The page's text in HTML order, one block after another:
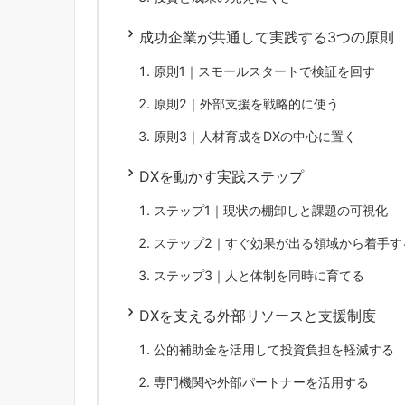
成功企業が共通して実践する3つの原則
原則1｜スモールスタートで検証を回す
原則2｜外部支援を戦略的に使う
原則3｜人材育成をDXの中心に置く
DXを動かす実践ステップ
ステップ1｜現状の棚卸しと課題の可視化
ステップ2｜すぐ効果が出る領域から着手す
ステップ3｜人と体制を同時に育てる
DXを支える外部リソースと支援制度
公的補助金を活用して投資負担を軽減する
専門機関や外部パートナーを活用する